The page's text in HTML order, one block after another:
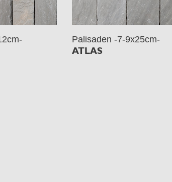
Palisaden -7-9x25cm-
ATLAS